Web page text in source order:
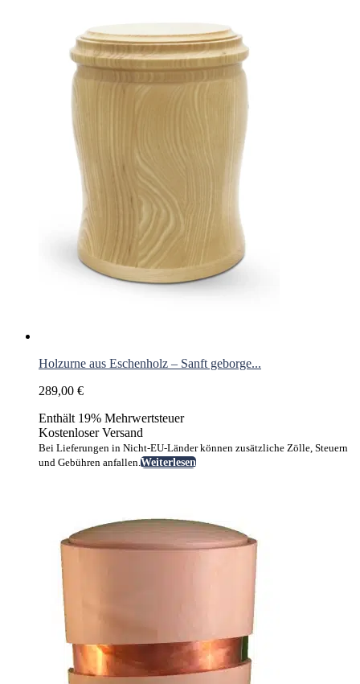
Holzurne aus Eschenholz – Sanft geborge...
289,00 €
Enthält 19% Mehrwertsteuer
Kostenloser Versand
Bei Lieferungen in Nicht-EU-Länder können zusätzliche Zölle, Steuern
und Gebühren anfallen.Weiterlesen